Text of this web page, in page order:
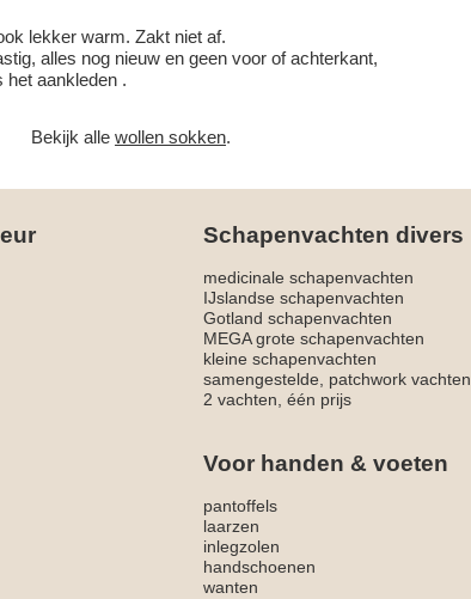
lekker warm. Zakt niet af.
alles nog nieuw en geen voor of achterkant,
het aankleden .
Bekijk allewollen sokken.
Schapenvachten divers
medicinale schapenvachten
IJslandse schapenvachten
Gotland schapenvachten
MEGA grote schapenvachten
kleine schapenvachten
samengestelde, patchwork vachten
2 vachten, één prijs
Voor handen & voeten
pantoffels
laarzen
inlegzolen
handschoenen
wanten